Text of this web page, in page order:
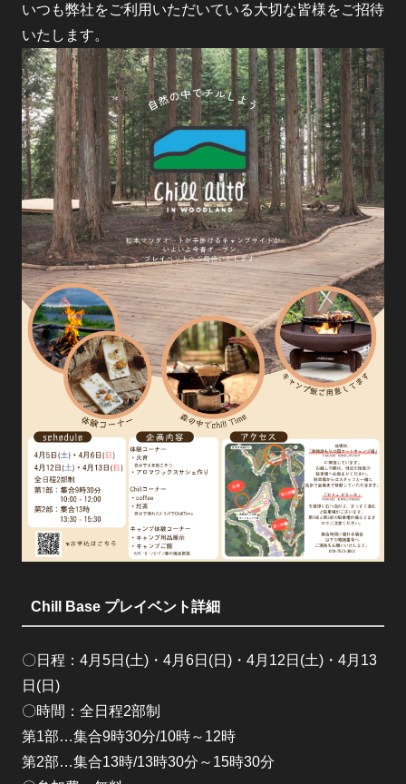
いつも弊社をご利用いただいている大切な皆様をご招待
いたします。
Chill Base プレイベント詳細
〇日程：4月5日(土)・4月6日(日)・4月12日(土)・4月13
日(日)
〇時間：全日程2部制
第1部…集合9時30分/10時～12時
第2部…集合13時/13時30分～15時30分